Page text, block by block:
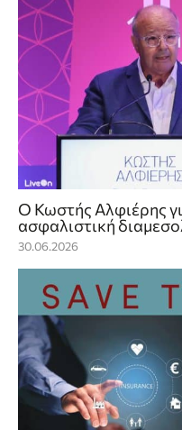
Ο Κωστής Αλφιέρης
ασφαλιστική
30.06.2026